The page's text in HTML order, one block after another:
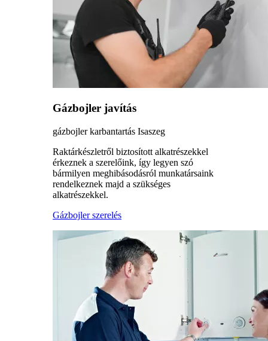
Gázbojler javítás
gázbojler karbantartás Isaszeg
Raktárkészletről biztosított alkatrészekkel
érkeznek a szerelőink, így legyen szó
bármilyen meghibásodásról munkatársaink
rendelkeznek majd a szükséges
alkatrészekkel.
Gázbojler szerelés